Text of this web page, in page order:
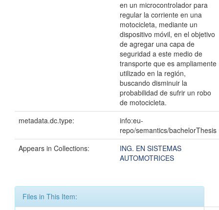
en un microcontrolador para
regular la corriente en una
motocicleta, mediante un
dispositivo móvil, en el objetivo
de agregar una capa de
seguridad a este medio de
transporte que es ampliamente
utilizado en la región,
buscando disminuir la
probabilidad de sufrir un robo
de motocicleta.
metadata.dc.type:
info:eu-
repo/semantics/bachelorThesis
Appears in Collections:
ING. EN SISTEMAS
AUTOMOTRICES
Files in This Item: